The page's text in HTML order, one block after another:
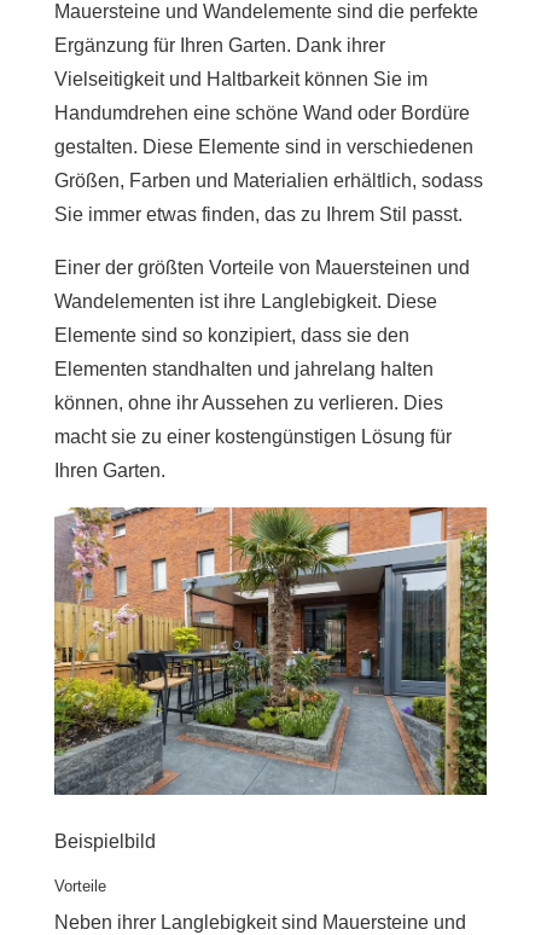
Mauersteine ​​und Wandelemente sind die perfekte
Ergänzung für Ihren Garten. Dank ihrer
Vielseitigkeit und Haltbarkeit können Sie im
Handumdrehen eine schöne Wand oder Bordüre
gestalten. Diese Elemente sind in verschiedenen
Größen, Farben und Materialien erhältlich, sodass
Sie immer etwas finden, das zu Ihrem Stil passt.
Einer der größten Vorteile von Mauersteinen und
Wandelementen ist ihre Langlebigkeit. Diese
Elemente sind so konzipiert, dass sie den
Elementen standhalten und jahrelang halten
können, ohne ihr Aussehen zu verlieren. Dies
macht sie zu einer kostengünstigen Lösung für
Ihren Garten.
Beispielbild
Vorteile
Neben ihrer Langlebigkeit sind Mauersteine ​​und